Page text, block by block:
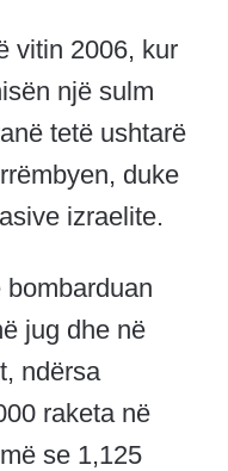
vitin 2006, kur
një sulm
tetë ushtarë
duke
izraelite.
jug dhe në
ndërsa
raketa në
se 1,125